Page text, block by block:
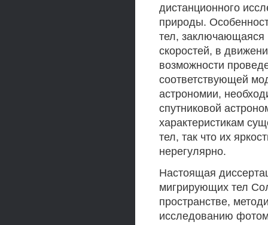
дистанционного
природы.
тел, заключающаяся
скоростей, в
возможности
соответствующей
астрономии,
спутниковой
характеристикам
тел, так что их
нерегулярно.
Настоящая
мигрирующих тел
пространстве,
исследованию